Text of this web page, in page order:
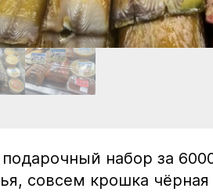
набор за
совсем крошка чёрная